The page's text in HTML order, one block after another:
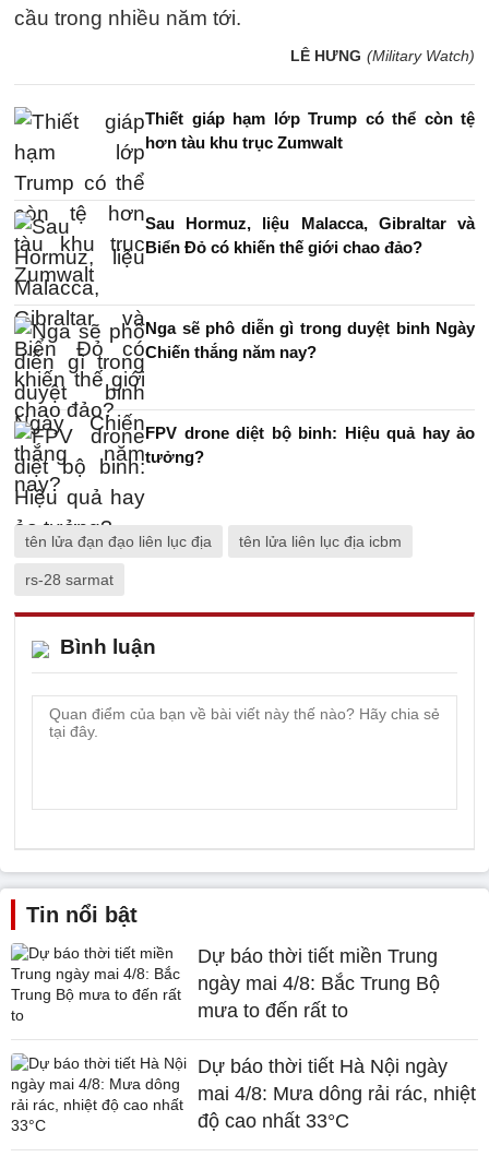
cầu trong nhiều năm tới.
LÊ HƯNG (Military Watch)
Thiết giáp hạm lớp Trump có thể còn tệ
hơn tàu khu trục Zumwalt
Sau Hormuz, liệu Malacca, Gibraltar và
Biển Đỏ có khiến thế giới chao đảo?
Nga sẽ phô diễn gì trong duyệt binh Ngày
Chiến thắng năm nay?
FPV drone diệt bộ binh: Hiệu quả hay ảo
tưởng?
tên lửa đạn đạo liên lục địa tên lửa liên lục địa icbm
rs-28 sarmat
Bình luận
Tin nổi bật
Dự báo thời tiết miền Trung
ngày mai 4/8: Bắc Trung Bộ
mưa to đến rất to
Dự báo thời tiết Hà Nội ngày
mai 4/8: Mưa dông rải rác, nhiệt
độ cao nhất 33°C